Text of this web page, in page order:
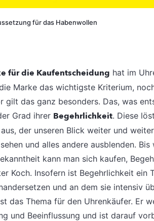
für das Habenwollen
für die Kaufentscheidung hat im
Marke das wichtigste Kriterium,
gilt das ganz besonders. Das, was
Grad ihrer Begehrlichkeit. Diese
der unseren Blick weiter und
und alles andere ausblenden.
kann man sich kaufen,
Koch. Insofern ist Begehrlichkeit ein
und an dem sie intensiv
das Thema für den Uhrenkäufer. Er
und Beeinflussung und ist darauf